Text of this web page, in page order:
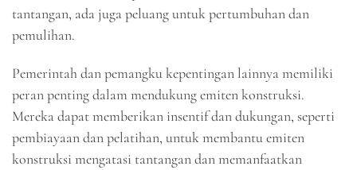
tantangan, ada juga peluang untuk pertumbuhan dan
pemulihan.
Pemerintah dan pemangku kepentingan lainnya memiliki
peran penting dalam mendukung emiten konstruksi.
Mereka dapat memberikan insentif dan dukungan, seperti
pembiayaan dan pelatihan, untuk membantu emiten
konstruksi mengatasi tantangan dan memanfaatkan